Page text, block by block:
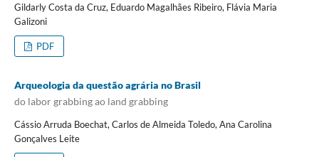
Gildarly Costa da Cruz, Eduardo Magalhães Ribeiro, Flávia Maria
Galizoni
PDF
Arqueologia da questão agrária no Brasil
do labor grabbing ao land grabbing
Cássio Arruda Boechat, Carlos de Almeida Toledo, Ana Carolina
Gonçalves Leite